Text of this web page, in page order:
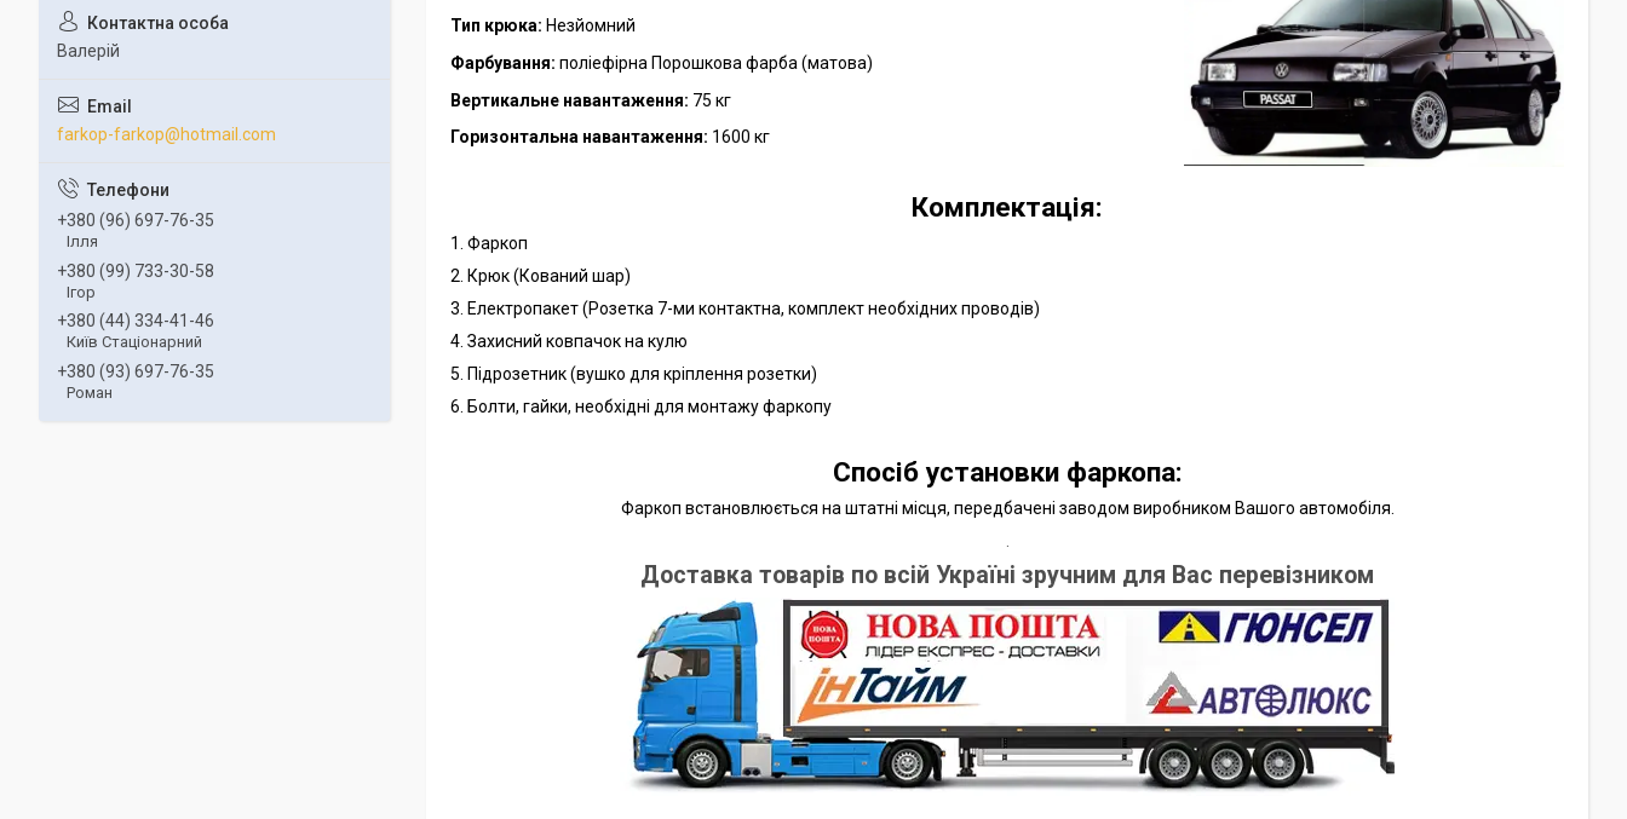
Тип крюка: Незйомний
Фарбування: поліефірна Порошкова фарба (матова)
Вертикальне навантаження: 75 кг
Горизонтальна навантаження: 1600 кг
Комплектація:
1. Фаркоп
2. Крюк (Кований шар)
3. Електропакет (Розетка 7-ми контактна, комплект необхідних проводів)
4. Захисний ковпачок на кулю
5. Підрозетник (вушко для кріплення розетки)
6. Болти, гайки, необхідні для монтажу фаркопу
Спосіб установки фаркопа:
Фаркоп встановлюється на штатні місця, передбачені заводом виробником Вашого автомобіля.
.
Доставка товарів по всій Україні зручним для Вас перевізником
Валерій
farkop-farkop@hotmail.com
+380 (96) 697-76-35
Ілля
+380 (99) 733-30-58
Ігор
+380 (44) 334-41-46
Київ Стаціонарний
+380 (93) 697-76-35
Роман